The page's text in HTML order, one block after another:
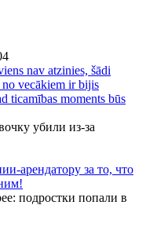
nav atzinies, šādi
vecākiem ir bijis
ticamības moments būs
убили из-за
арендатору за то, что
подростки попали в